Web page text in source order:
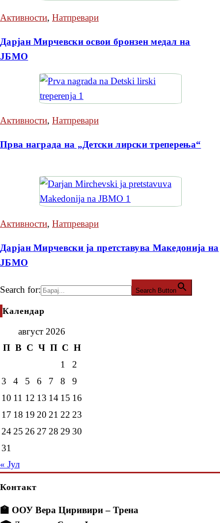
Активности, Натпревари
Дарјан Мирчевски освои бронзен медал на
ЈБМО
Активности, Натпревари
Прва награда на „Детски лирски треперења“
Активности, Натпревари
Дарјан Мирчевски ја претставува Македонија на
ЈБМО
Search for: Search Button
Календар
август 2026
П В С Ч П С Н
1
2
3
4 5 6 7 8
9
10 11 12 13 14 15 16
17 18 19 20 21 22 23
2425 26 27 28 29 30
31
« Јул
Контакт
🏫 ООУ Вера Циривири – Трена